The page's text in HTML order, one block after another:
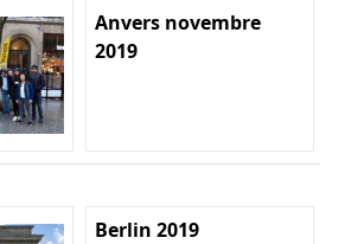
Anvers novembre
2019
Berlin 2019